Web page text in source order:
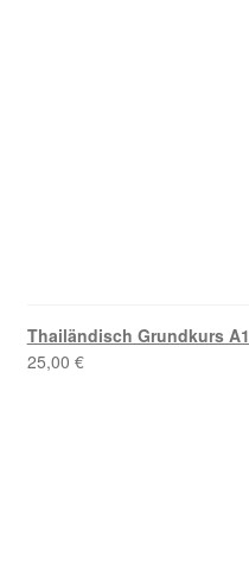
Thailändisch Grundkurs A1
25,00 €